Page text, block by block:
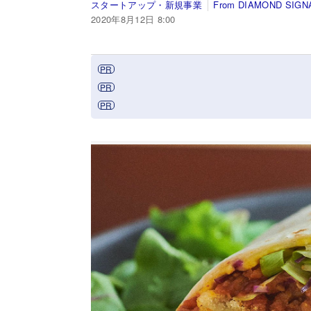
スタートアップ・新規事業
From DIAMOND
2020年8月12日 8:00